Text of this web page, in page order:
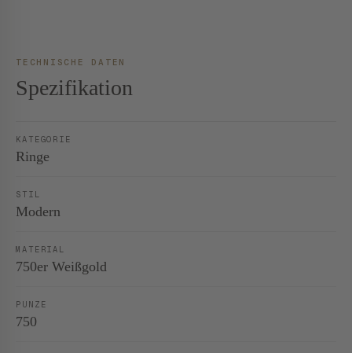
TECHNISCHE DATEN
Spezifikation
KATEGORIE
Ringe
STIL
Modern
MATERIAL
750er Weißgold
PUNZE
750